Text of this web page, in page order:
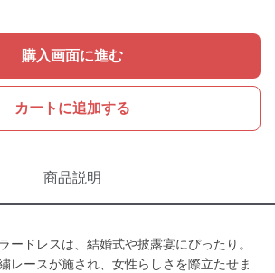
購入画面に進む
カートに追加する
商品説明
ードレスは、結婚式や披露宴にぴったり。
レースが施され、女性らしさを際立たせま